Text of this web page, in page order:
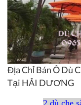
Địa Chỉ Bán Ô Dù
Tại HẢI DƯƠNG
2 dù che